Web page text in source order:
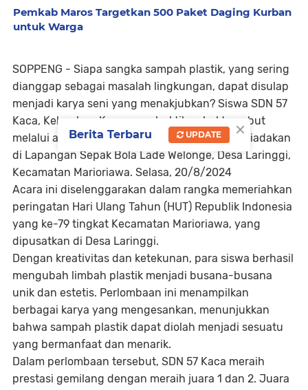
Pemkab Maros Targetkan 500 Paket Daging Kurban
untuk Warga
SOPPENG - Siapa sangka sampah plastik, yang sering
dianggap sebagai masalah lingkungan, dapat disulap
menjadi karya seni yang menakjubkan? Siswa SDN 57
Kaca, Kelurahan Kaca, membuktikan hal tersebut
melalui acara fashion show daur ulang yang diadakan
di Lapangan Sepak Bola Lade Welonge, Desa Laringgi,
Kecamatan Marioriawa. Selasa, 20/8/2024
Acara ini diselenggarakan dalam rangka memeriahkan
peringatan Hari Ulang Tahun (HUT) Republik Indonesia
yang ke-79 tingkat Kecamatan Marioriawa, yang
dipusatkan di Desa Laringgi.
Dengan kreativitas dan ketekunan, para siswa berhasil
mengubah limbah plastik menjadi busana-busana
unik dan estetis. Perlombaan ini menampilkan
berbagai karya yang mengesankan, menunjukkan
bahwa sampah plastik dapat diolah menjadi sesuatu
yang bermanfaat dan menarik.
Dalam perlombaan tersebut, SDN 57 Kaca meraih
prestasi gemilang dengan meraih juara 1 dan 2. Juara
×
Berita Terbaru UPDATE